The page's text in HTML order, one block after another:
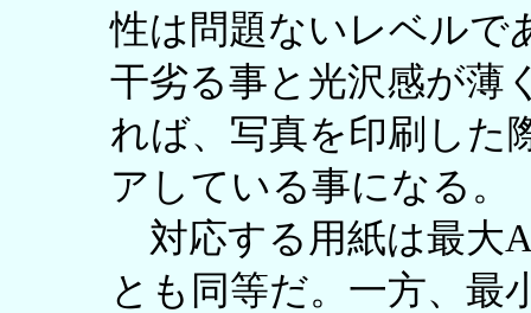
性は問題ないレベルで
干劣る事と光沢感が薄
れば、写真を印刷した
アしている事になる。
対応する用紙は最大
とも同等だ。一方、最